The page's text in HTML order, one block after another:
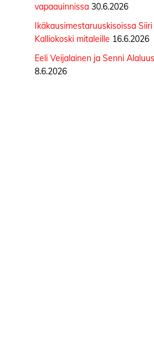
vapaauinnissa 30.6.2026
Ikäkausimestaruuskisoissa
Kalliokoski mitaleille 16.6.2026
Eeli Veijalainen ja Senni
8.6.2026